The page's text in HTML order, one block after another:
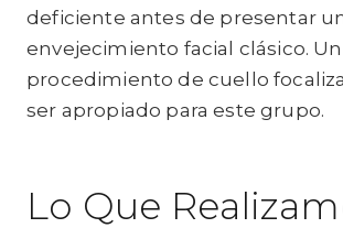
deficiente antes de presentar
envejecimiento facial clásico. Un
procedimiento de cuello
ser apropiado para este grupo.
Lo Que